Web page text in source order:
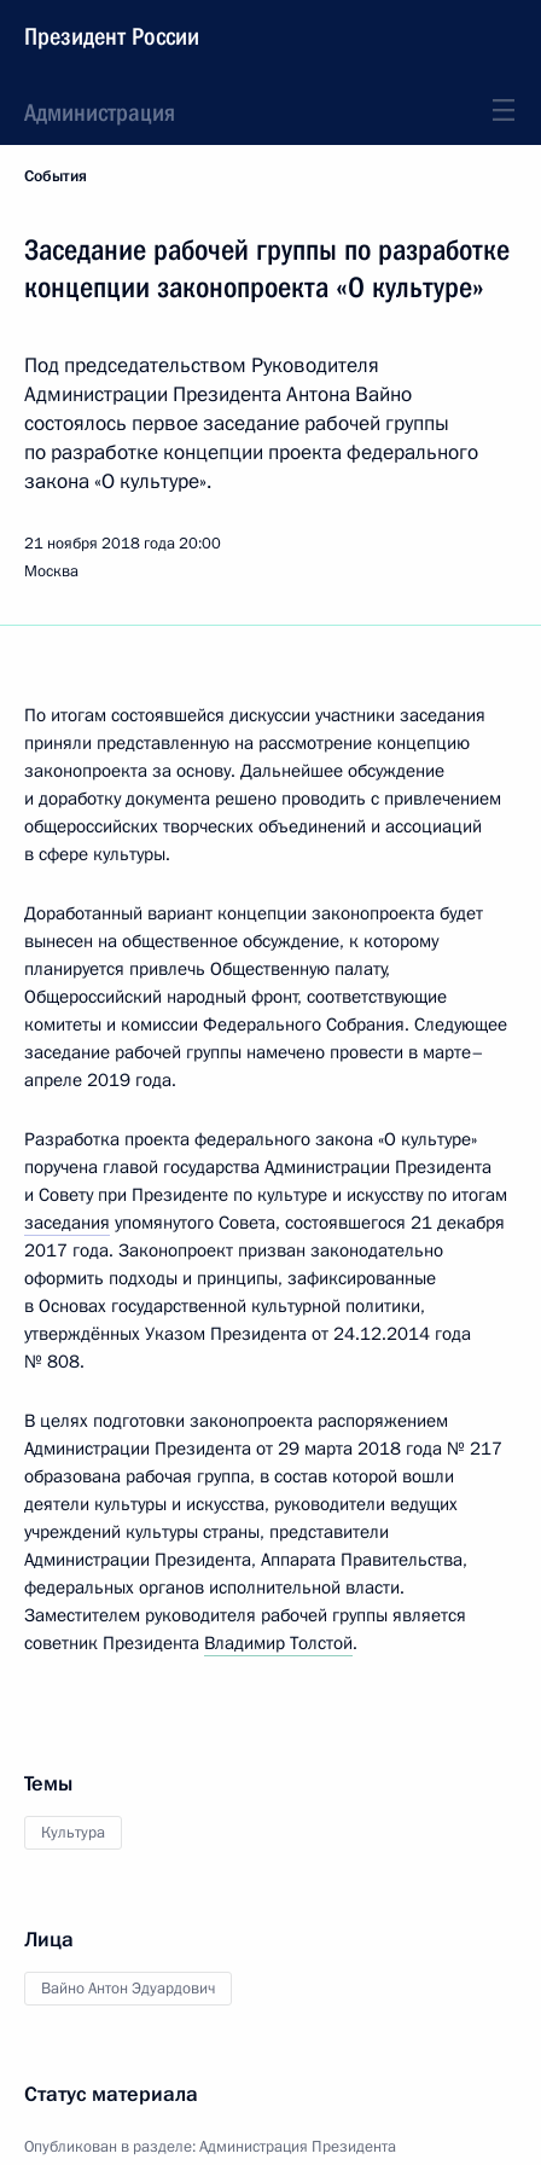
Президент России
Администрация
События
Заседание рабочей группы по разработке
концепции законопроекта «О культуре»
Под председательством Руководителя
Администрации Президента Антона Вайно
состоялось первое заседание рабочей группы
по разработке концепции проекта федерального
закона «О культуре».
21 ноября 2018 года20:00
Москва
По итогам состоявшейся дискуссии участники заседания
приняли представленную на рассмотрение концепцию
законопроекта за основу. Дальнейшее обсуждение
и доработку документа решено проводить с привлечением
общероссийских творческих объединений и ассоциаций
в сфере культуры.
Доработанный вариант концепции законопроекта будет
вынесен на общественное обсуждение, к которому
планируется привлечь Общественную палату,
Общероссийский народный фронт, соответствующие
комитеты и комиссии Федерального Собрания. Следующее
заседание рабочей группы намечено провести в марте–
апреле 2019 года.
Разработка проекта федерального закона «О культуре»
поручена главой государства Администрации Президента
и Совету при Президенте по культуре и искусству по итогам
заседания упомянутого Совета, состоявшегося 21 декабря
2017 года. Законопроект призван законодательно
оформить подходы и принципы, зафиксированные
в Основах государственной культурной политики,
утверждённых Указом Президента от 24.12.2014 года
№ 808.
В целях подготовки законопроекта распоряжением
Администрации Президента от 29 марта 2018 года № 217
образована рабочая группа, в состав которой вошли
деятели культуры и искусства, руководители ведущих
учреждений культуры страны, представители
Администрации Президента, Аппарата Правительства,
федеральных органов исполнительной власти.
Заместителем руководителя рабочей группы является
советник Президента Владимир Толстой.
Темы
Культура
Лица
Вайно Антон Эдуардович
Статус материала
Опубликован в разделе:Администрация Президента